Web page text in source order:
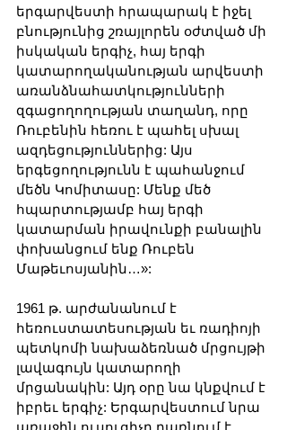
երգարվեստի հրապարակ է իջել
բնությունից շռայլորեն օժտված մի
իսկական երգիչ, հայ երգի
կատարողականության արվեստի
առանձնահատկությունների
զգացողողության տաղանդ, որը
Ռուբենին հեռու է պահել սխալ
ազդեցություններից: Այս
երգեցողությունն է պահանջում
մեծն Կոմիտասը: Մենք մեծ
հպարտությամբ հայ երգի
կատարման իրավունքի բանալին
փոխանցում ենք Ռուբեն
Մաթեւոսյանին…»:
1961 թ. արժանանում է
հեռուստատեսության եւ ռադիոյի
պետկոմի նախաձեռնած մրցույթի
լավագույն կատարողի
մրցանակին: Այդ օրը նա կնքվում է
իբրեւ երգիչ: Երգարվեստում նրա
առաջին ուսուցիչը դառնում է